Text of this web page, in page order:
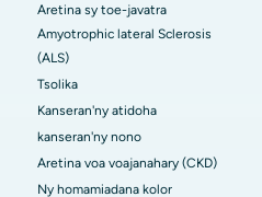
Aretina sy toe-javatra
Amyotrophic lateral Sclerosis
(ALS)
Tsolika
Kanseran'ny atidoha
kanseran'ny nono
Aretina voa voajanahary (CKD)
Ny homamiadana kolor